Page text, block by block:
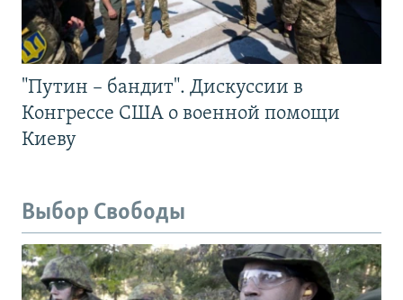
"Путин – бандит". Дискуссии в
Конгрессе США о военной помощи
Киеву
Выбор Свободы